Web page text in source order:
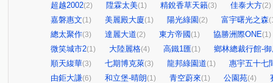
超越2002(2) 陞霖太美(1) 精銳香草天籟(3) 佳泰大方(2)
嘉磐惠文(1) 美麗殿大廈(1) 陽光綠園 (2) 富宇曙光之森
總太聚作(3) 達麗大道(2) 東方帝國 (1) 協勝洲際ONE(1)
微笑城市2(1) 大陸麗格(4) 高鐵1匯(1)
鄉林總裁行館-
順天緮華(3) 七期博克萊(3) 龍邦綠園道(1)
惠宇五十七
由鉅大謙(6) 和立堡-晴朗(1) 青空蔚來(1) 公園苑(4)